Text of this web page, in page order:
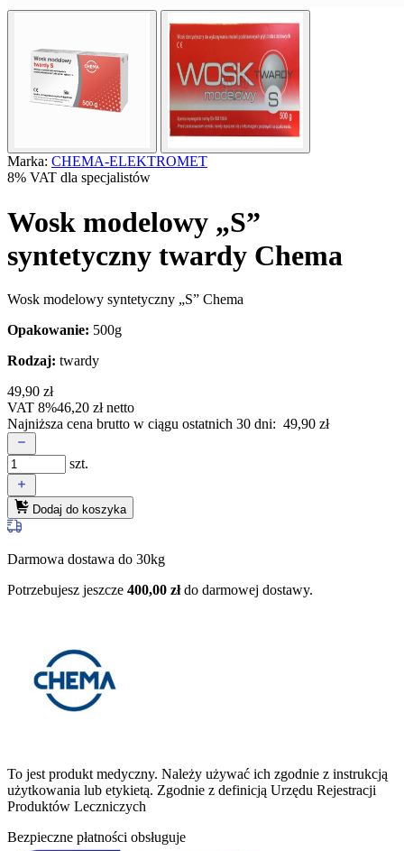
Marka: CHEMA-ELEKTROMET
8% VAT dla specjalistów
Wosk modelowy „S”
syntetyczny twardy Chema
Wosk modelowy syntetyczny „S” Chema
Opakowanie: 500g
Rodzaj: twardy
49,90 zł
VAT 8%46,20 złnetto
Najniższa cena brutto w ciągu ostatnich 30 dni: 49,90 zł
szt.
Dodaj do koszyka
Darmowa dostawa do 30kg
Potrzebujesz jeszcze 400,00 złdo darmowej dostawy.
To jest produkt medyczny. Należy używać ich zgodnie z instrukcją
użytkowania lub etykietą. Zgodnie z definicją Urzędu Rejestracji
Produktów Leczniczych
Bezpieczne płatności obsługuje